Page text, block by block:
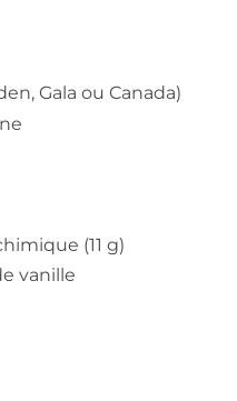
Gala ou Canada)
(11 g)
vanille